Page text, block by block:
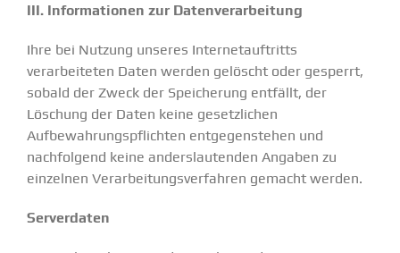
III. Informationen zur Datenverarbeitung
Ihre bei Nutzung unseres Internetauftritts
verarbeiteten Daten werden gelöscht oder gesperrt,
sobald der Zweck der Speicherung entfällt, der
Löschung der Daten keine gesetzlichen
Aufbewahrungspflichten entgegenstehen und
nachfolgend keine anderslautenden Angaben zu
einzelnen Verarbeitungsverfahren gemacht werden.
Serverdaten